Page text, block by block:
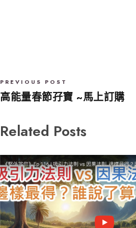
PREVIOUS POST
高能量春節孖寶 ~馬上訂購
Related Posts